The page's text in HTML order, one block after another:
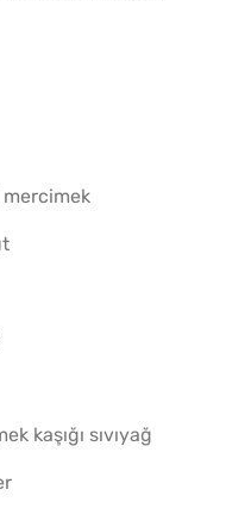
mercimek
kaşığı sıvıyağ